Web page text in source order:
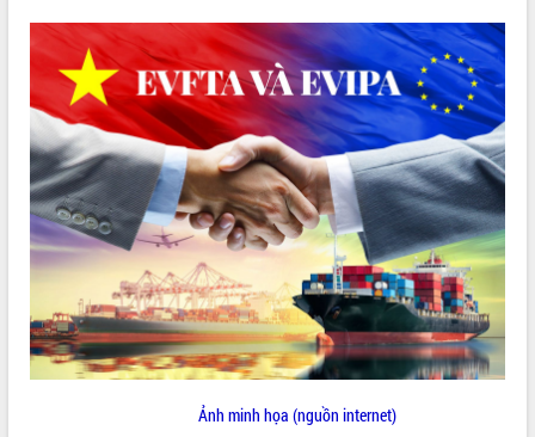
ĐIỂM TIN VĂN BẢN
QUY HOẠCH - KẾ HOẠCH
Ảnh minh họa (nguồn internet)